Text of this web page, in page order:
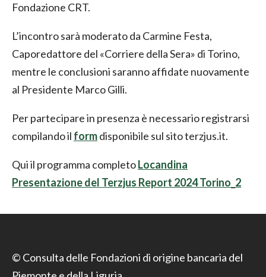
Fondazione CRT.
L’incontro sarà moderato da Carmine Festa,
Caporedattore del «Corriere della Sera» di Torino,
mentre le conclusioni saranno affidate nuovamente
al Presidente Marco Gilli.
Per partecipare in presenza è necessario registrarsi
compilando il formdisponibile sul sito terzjus.it.
Qui il programma completoLocandina
Presentazione del Terzjus Report 2024 Torino_2
© Consulta delle Fondazioni di origine bancaria del